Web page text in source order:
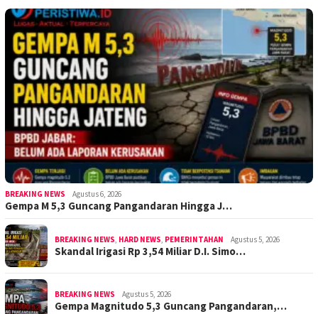
BREAKING NEWS Agustus 6, 2026
Gempa M 5,3 Guncang Pangandaran Hingga J…
BREAKING NEWS, HARD NEWS, PEMERINTAHAN Agustus 5, 2026
Skandal Irigasi Rp 3,54 Miliar D.I. Simo…
BREAKING NEWS Agustus 5, 2026
Gempa Magnitudo 5,3 Guncang Pangandaran,…